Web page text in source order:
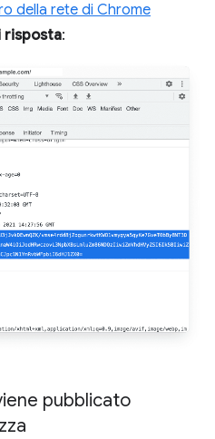
della rete di Chrome
risposta:
pubblicato